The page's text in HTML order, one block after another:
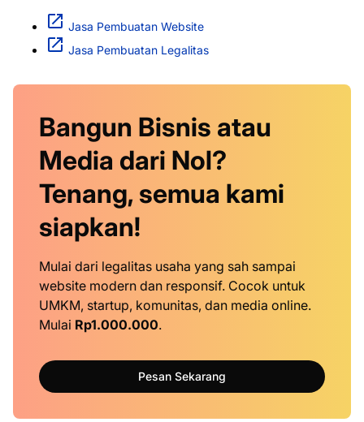
Jasa Pembuatan Website
Jasa Pembuatan Legalitas
Bangun Bisnis atau
Media dari Nol?
Tenang, semua kami
siapkan!
Mulai dari legalitas usaha yang sah sampai
website modern dan responsif. Cocok untuk
UMKM, startup, komunitas, dan media online.
Mulai Rp1.000.000.
Pesan Sekarang